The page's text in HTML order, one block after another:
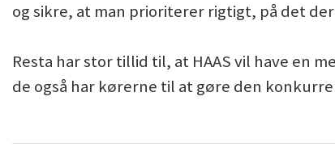
og sikre, at man prioriterer rigtigt, på det
Resta har stor tillid til, at HAAS vil have en
de også har kørerne til at gøre den